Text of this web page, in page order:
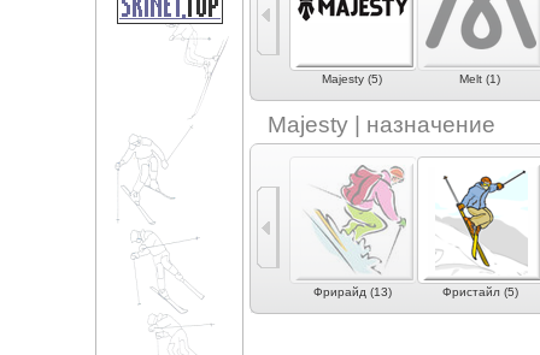
Lusti (4) Majesty (5) Melt (1)
Majesty | назначение
Универсальные (2) Фрирайд (13) Фристайл (5)